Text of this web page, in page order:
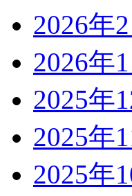
2026年2
2026年1
2025年
2025年
2025年